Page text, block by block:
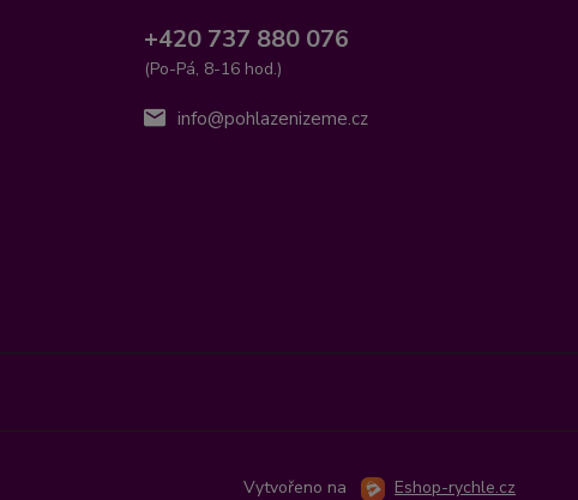
+420 737 880 076
(Po-Pá, 8-16 hod.)
info@pohlazenizeme.cz
Vytvořeno na Eshop-rychle.cz